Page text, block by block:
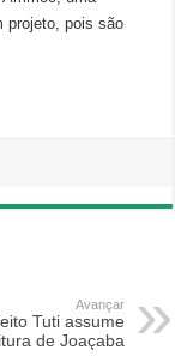
projeto, pois são
Avançar
Tuti assume
de Joaçaba